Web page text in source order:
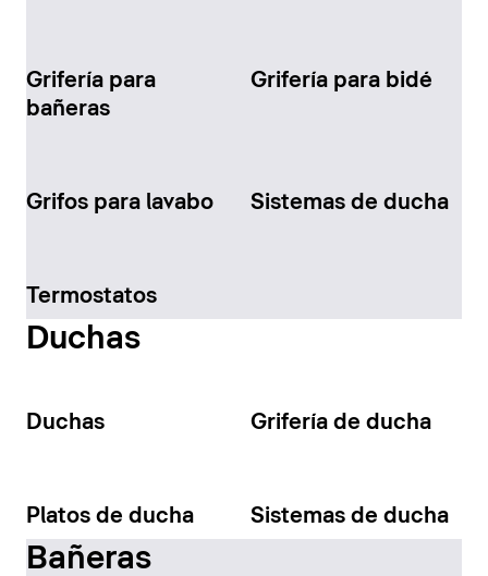
Grifería para
bañeras
Grifería para bidé
Grifos para lavabo Sistemas de ducha
Termostatos
Duchas
Duchas Grifería de ducha
Platos de ducha Sistemas de ducha
Bañeras